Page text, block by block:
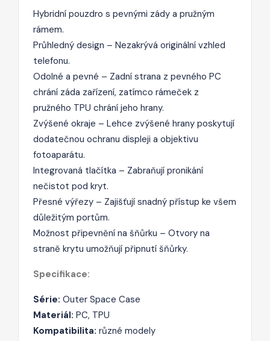
Hybridní pouzdro s pevnými zády a pružným
rámem.
Průhledný design – Nezakrývá originální vzhled
telefonu.
Odolné a pevné – Zadní strana z pevného PC
chrání záda zařízení, zatímco rámeček z
pružného TPU chrání jeho hrany.
Zvýšené okraje – Lehce zvýšené hrany poskytují
dodatečnou ochranu displeji a objektivu
fotoaparátu.
Integrovaná tlačítka – Zabraňují pronikání
nečistot pod kryt.
Přesné výřezy – Zajišťují snadný přístup ke všem
důležitým portům.
Možnost připevnění na šňůrku – Otvory na
straně krytu umožňují připnutí šňůrky.
Specifikace:
Série: Outer Space Case
Materiál: PC, TPU
Kompatibilita: různé modely